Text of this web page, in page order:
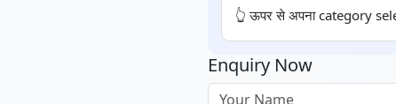
👆 ऊपर से अपना category
Enquiry Now